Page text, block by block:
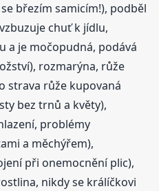
březím samicím!), podběl
chuť k jídlu,
a je močopudná, podává
rozmarýna, růže
strava růže kupovaná
bez trnů a květy),
problémy
a měchýřem),
při onemocnění plic),
nikdy se králíčkovi